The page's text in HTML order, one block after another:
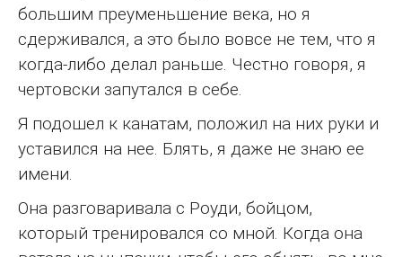
большим преуменьшение века, но я
сдерживался, а это было вовсе не тем, что я
когда-либо делал раньше. Честно говоря, я
чертовски запутался в себе.
Я подошел к канатам, положил на них руки и
уставился на нее. Блять, я даже не знаю ее
имени.
Она разговаривала с Роуди, бойцом,
который тренировался со мной. Когда она